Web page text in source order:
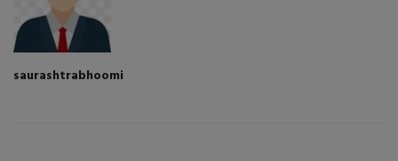
saurashtrabhoomi